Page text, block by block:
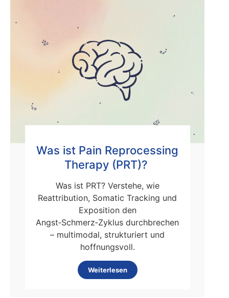
Was ist Pain Reprocessing
Therapy (PRT)?
Was ist PRT? Verstehe, wie
Reattribution, Somatic Tracking und
Exposition den
Angst‑Schmerz‑Zyklus durchbrechen
– multimodal, strukturiert und
hoffnungsvoll.
Weiterlesen